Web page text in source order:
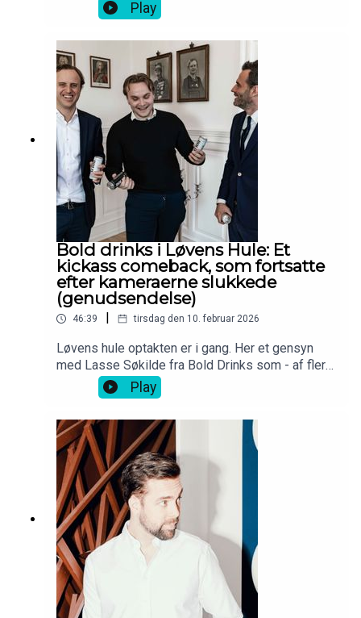
Play
Bold drinks i Løvens Hule: Et
kickass comeback, som fortsatte
efter kameraerne slukkede
(genudsendelse)
46:39 | tirsdag den 10. februar 2026
Løvens hule optakten er i gang. Her et gensyn
med Lasse Søkilde fra Bold Drinks som - af flere
omgang - ikke tog et nej for et nej.
Play